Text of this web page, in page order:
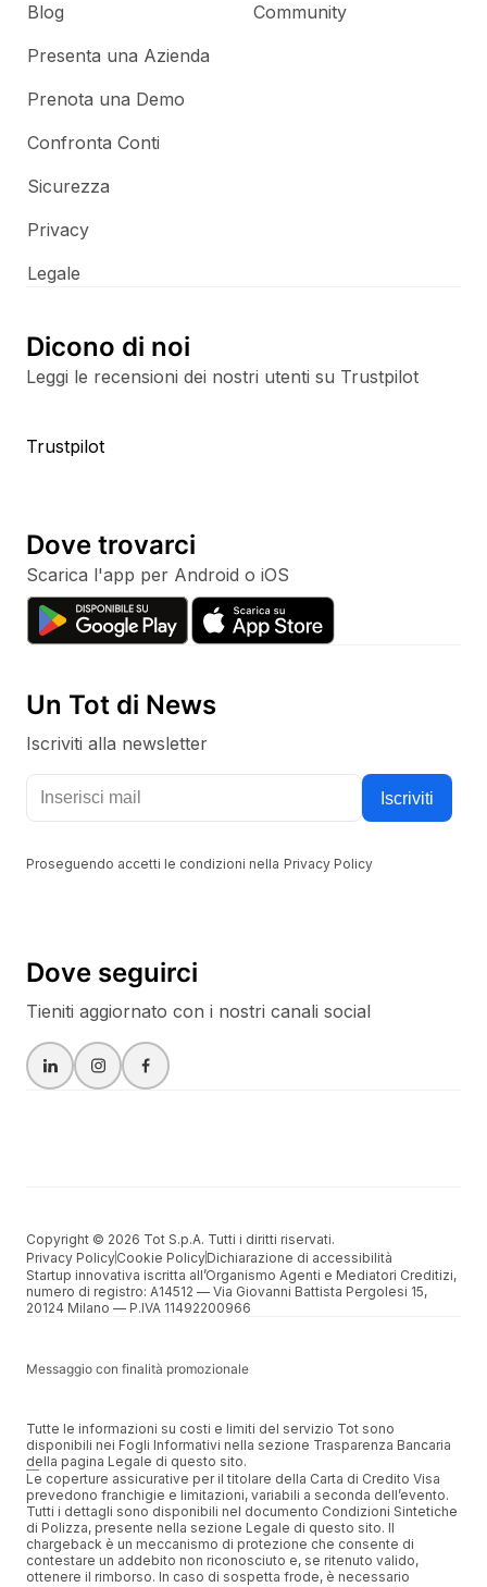
Blog
Presenta una Azienda
Prenota una Demo
Confronta Conti
Sicurezza
Privacy
Legale
Community
Dicono di noi
Leggi le recensioni dei nostri utenti su Trustpilot
Trustpilot
Dove trovarci
Scarica l'app per Android o iOS
Un Tot di News
Iscriviti alla newsletter
Tieniti aggiornato con i nostri canali social
Iscriviti
Proseguendo accetti le condizioni nella Privacy Policy
Dove seguirci
Tieniti aggiornato con i nostri canali social
Copyright © 2026 Tot S.p.A. Tutti i diritti riservati.
Privacy PolicyCookie PolicyDichiarazione di accessibilità
Startup innovativa iscritta all’Organismo Agenti e Mediatori Creditizi,
numero di registro: A14512 –– Via Giovanni Battista Pergolesi 15,
20124 Milano –– P.IVA 11492200966
Messaggio con finalità promozionale
Tutte le informazioni su costi e limiti del servizio Tot sono
disponibili nei Fogli Informativi nella sezione Trasparenza Bancaria
della pagina Legale di questo sito.
Le coperture assicurative per il titolare della Carta di Credito Visa
prevedono franchigie e limitazioni, variabili a seconda dell’evento.
Tutti i dettagli sono disponibili nel documento Condizioni Sintetiche
di Polizza, presente nella sezione Legale di questo sito. Il
chargeback è un meccanismo di protezione che consente di
contestare un addebito non riconosciuto e, se ritenuto valido,
ottenere il rimborso. In caso di sospetta frode, è necessario